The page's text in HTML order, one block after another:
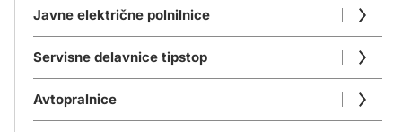
Javne električne polnilnice
Servisne delavnice tipstop
Avtopralnice